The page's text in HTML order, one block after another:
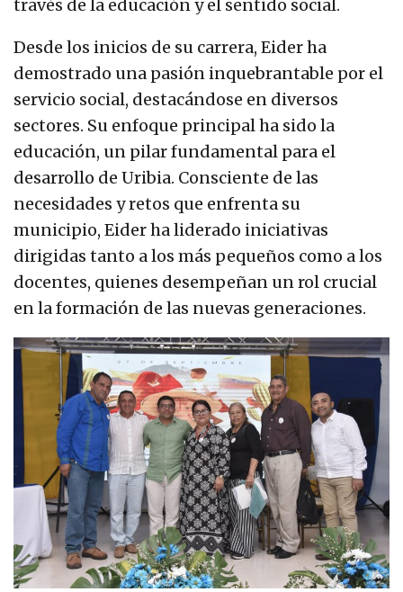
través de la educación y el sentido social.
Desde los inicios de su carrera, Eider ha
demostrado una pasión inquebrantable por el
servicio social, destacándose en diversos
sectores. Su enfoque principal ha sido la
educación, un pilar fundamental para el
desarrollo de Uribia. Consciente de las
necesidades y retos que enfrenta su
municipio, Eider ha liderado iniciativas
dirigidas tanto a los más pequeños como a los
docentes, quienes desempeñan un rol crucial
en la formación de las nuevas generaciones.